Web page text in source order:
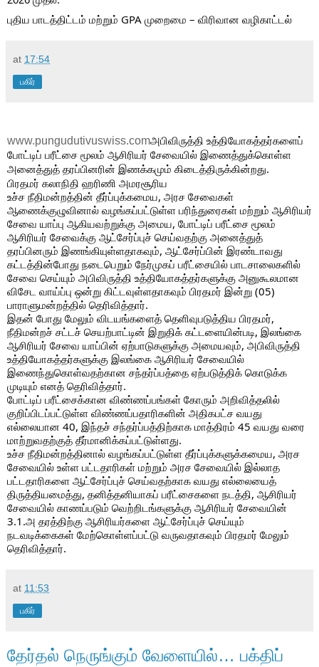
புதிய பாடத்திட்டம் மற்றும் GPA முறைமை – விரிவான வழிகாட்டல்
at 17:54
பகிர்
www.pungudutivuswiss.comஅபிவிருத்தி உத்தியோகத்தர்களைப்
போட்டிப் பரீட்சை மூலம் ஆசிரியர் சேவையில் இணைத்துக்கொள்ள
அனைத்துத் தரப்பினரின் இணக்கமும் கிடைத்திருக்கின்றது.
பிரதமர் கலாநிதி ஹரிணி அமரசூரிய
உச்ச நீதிமன்றத்தின் தீர்ப்புக்கமைய, அரச சேவைகள்
ஆணைக்குழுவினால் வழங்கப்பட்டுள்ள பரிந்துரைகள் மற்றும் ஆசிரியர்
சேவை யாப்பு ஆகியவற்றுக்கு அமைய, போட்டிப் பரீட்சை மூலம்
ஆசிரியர் சேவைக்கு ஆட்சேர்ப்புச் செய்வதற்கு அனைத்துத்
தரப்பினரும் இணங்கியுள்ளதாகவும், ஆட்சேர்ப்பின் இரண்டாவது
கட்டத்தின்போது நடைபெறும் நேர்முகப் பரீட்சையில் பாடசாலைகளில்
சேவை செய்யும் அபிவிருத்தி உத்தியோகத்தர்களுக்கு அனுகூலமான
விசேட வாய்ப்பு ஒன்று கிட்டவுள்ளதாகவும் பிரதமர் இன்று (05)
பாராளுமன்றத்தில் தெரிவித்தார்.
இதன் போது மேலும் விடயங்களைத் தெளிவுபடுத்திய பிரதமர்,
நீதிமன்றச் சட்டச் செயற்பாட்டின் இறுதிக் கட்டளையின்படி, இலங்கை
ஆசிரியர் சேவை யாப்பின் ஏற்பாடுகளுக்கு அமையவும், அபிவிருத்தி
உத்தியோகத்தர்களுக்கு இலங்கை ஆசிரியர் சேவையில்
இணைந்துகொள்வதற்கான சந்தர்ப்பத்தை ஏற்படுத்திக் கொடுக்க
முடியும் எனத் தெரிவித்தார்.
போட்டிப் பரீட்சைக்கான விண்ணப்பங்கள் கோரும் அறிவித்தலில்
குறிப்பிடப்பட்டுள்ள விண்ணப்பதாரிகளின் அதிகபட்ச வயது
எல்லையான 40, இந்தச் சந்தர்ப்பத்திற்காக மாத்திரம் 45 வயது வரை
மாற்றுவதற்குத் தீர்மானிக்கப்பட்டுள்ளது.
உச்ச நீதிமன்றத்தினால் வழங்கப்பட்டுள்ள தீர்ப்புக்களுக்கமைய, அரச
சேவையில் உள்ள பட்டதாரிகள் மற்றும் அரச சேவையில் இல்லாத
பட்டதாரிகளை ஆட்சேர்ப்புச் செய்வதற்காக வயது எல்லையைத்
திருத்தியமைத்து, தனித்தனியாகப் பரீட்சைகளை நடத்தி, ஆசிரியர்
சேவையில் காணப்படும் வெற்றிடங்களுக்கு ஆசிரியர் சேவையின்
3.1.அ தரத்திற்கு ஆசிரியர்களை ஆட்சேர்ப்புச் செய்யும்
நடவடிக்கைகள் மேற்கொள்ளப்பட்டு வருவதாகவும் பிரதமர் மேலும்
தெரிவித்தார்.
at 11:53
பகிர்
தேர்தல் நெருங்கும் வேளையில்… பக்திப்